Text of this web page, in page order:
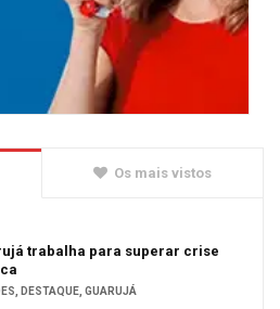
Os mais vistos
trabalha para superar crise
DESTAQUE GUARUJÁ